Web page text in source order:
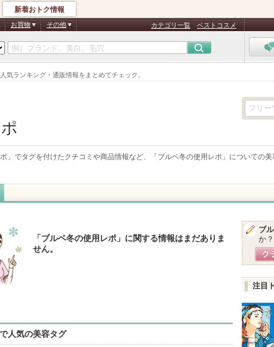
気ランキング・通販情報をまとめてチェック。
新着おトク情報
お買物 その他 カテゴリ一覧 ベストコスメ
」でタグを付けたクチコミや商品情報など、「 ブルベ冬の使用レポ 」についての美
「ブルベ冬の使用レポ 」に関する情報はまだありま
せん。
人気の美容タグ
ブ
か？
注目